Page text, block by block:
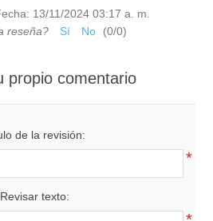
13/11/2024 03:17 a. m.
reseña?
Sí No (0/0)
propio comentario
de la revisión:
*
Revisar texto: